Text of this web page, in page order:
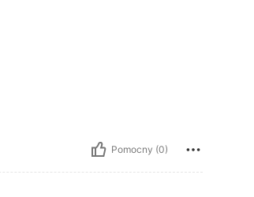
Pomocny (0)